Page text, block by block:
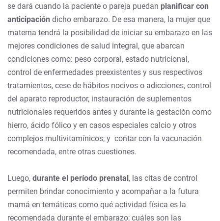
se dará cuando la paciente o pareja puedan planificar con
anticipación dicho embarazo. De esa manera, la mujer que
materna tendrá la posibilidad de iniciar su embarazo en las
mejores condiciones de salud integral, que abarcan
condiciones como: peso corporal, estado nutricional,
control de enfermedades preexistentes y sus respectivos
tratamientos, cese de hábitos nocivos o adicciones, control
del aparato reproductor, instauración de suplementos
nutricionales requeridos antes y durante la gestación como
hierro, ácido fólico y en casos especiales calcio y otros
complejos multivitamínicos; y contar con la vacunación
recomendada, entre otras cuestiones.
Luego, durante el período prenatal, las citas de control
permiten brindar conocimiento y acompañar a la futura
mamá en temáticas como qué actividad física es la
recomendada durante el embarazo; cuáles son las